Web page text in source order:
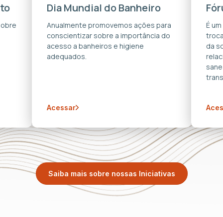
Dia Mundial do Banheiro
Anualmente promovemos ações para
conscientizar sobre a importância do
acesso a banheiros e higiene
adequados.
Acessar
É
da
Saiba mais sobre nossas Iniciativas